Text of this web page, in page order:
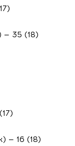
— 35 (18)
— 16 (18)